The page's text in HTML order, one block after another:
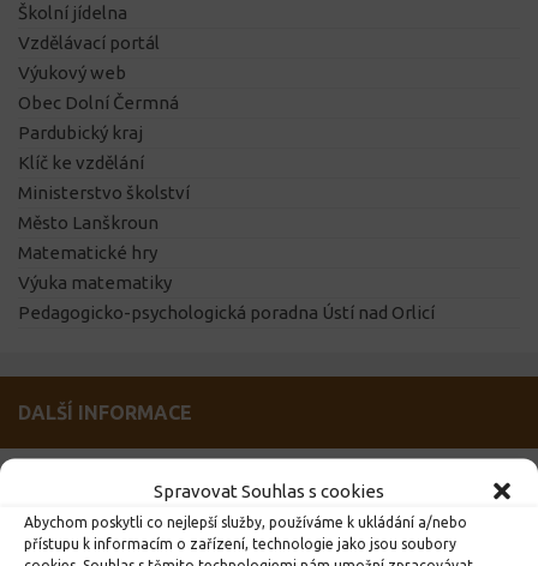
Spravovat Souhlas s cookies
Abychom poskytli co nejlepší služby, používáme k ukládání a/nebo
přístupu k informacím o zařízení, technologie jako jsou soubory
Školní jídelna
Vzdělávací portál
Výukový web
Obec Dolní Čermná
Pardubický kraj
Klíč ke vzdělání
Ministerstvo školství
Město Lanškroun
Matematické hry
Výuka matematiky
Pedagogicko-psychologická poradna Ústí nad Orlicí
DALŠÍ INFORMACE